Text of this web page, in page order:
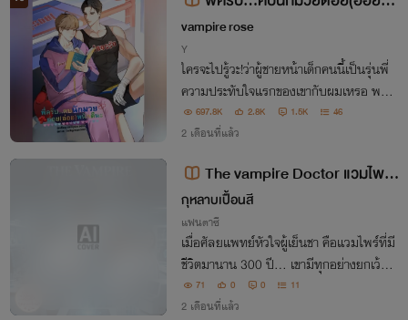
นักดีนะ (มี E-book)
vampire rose
Y
ใครจะไปรู้วะ!ว่าผู้ชายหน้าเด็กคนนี้เป็นรุ่นพี่
ความประทับใจแรกของเขากับผมเหรอ พลั่
ก!! หมัดเล็กขาวนุ่ม (แต่เชี่ย!หนักมาก จนเส้
นเลือดในจมูกของผมแตก) ตัวก็เล็กทำไมซ่า
697.8K 2.8K 1.5K 46
2 เดือนที่แล้ว
The vampire Doctor แวมไพร์
หัวใจนี้...พลีเพื่อเธอ
กุหลาบเปื้อนสี
แฟนตาซี
เมื่อศัลยแพทย์หัวใจผู้เย็นชา คือแวมไพร์ที่มี
ชีวิตมานาน 300 ปี... เขามีทุกอย่างยกเว้น
'จังหวะหัวใจ' ที่เป็นของตัวเอง แต่เมื่อกลิ่นอ
ายจากอดีตที่เขาโหยหาหวนกลับมา... หัวใจ
71 0 0 11
2 เดือนที่แล้ว